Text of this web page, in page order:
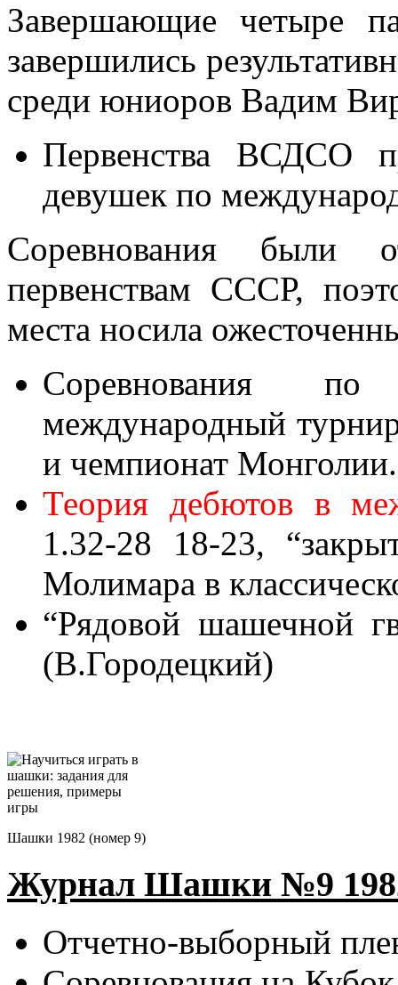
Завершающие четыре
завершились
среди юниоров Вадим
Первенства ВСДСО
девушек по
Соревнования были
первенствам СССР,
места носила
Соревнования
международный
и чемпионат Монголии.
Теория дебютов в
1.32-28 18-23,
Молимара в
“Рядовой шашечной
(В.Городецкий)
Шашки 1982 (номер 9)
Журнал Шашки №9
Отчетно-выборный